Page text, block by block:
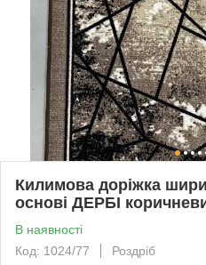
Килимова доріжка
основі ДЕРБІ
В наявності
Код: 1024/77
Роздріб